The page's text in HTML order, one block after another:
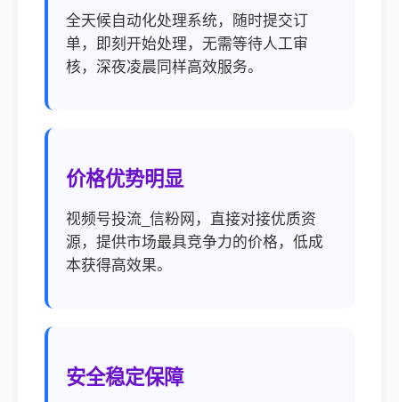
全天候自动化处理系统，随时提交订
单，即刻开始处理，无需等待人工审
核，深夜凌晨同样高效服务。
价格优势明显
视频号投流_信粉网，直接对接优质资
源，提供市场最具竞争力的价格，低成
本获得高效果。
安全稳定保障